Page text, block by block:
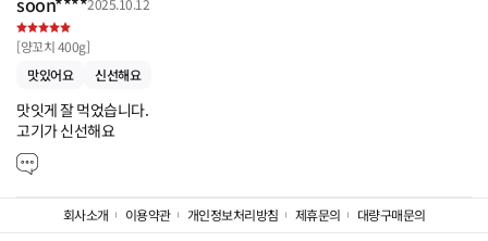
2025.10.12
[양꼬치 400g]
맛있어요
신선해요
맛잇게 잘 먹었습니다.
고기가 신선해요
회사소개 이용약관 개인정보처리방침 제휴문의 대량구매문의